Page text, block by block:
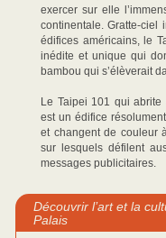
exercer sur elle
continentale. Gratte-ciel
édifices américains, le
inédite et unique qui
bambou qui s’élèverait
Le Taipei 101 qui
est un édifice
et changent de couleur
sur lesquels défilent
messages publicitaires.
Découvrir l’art et la
Palais